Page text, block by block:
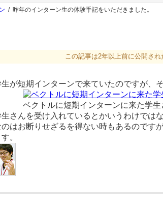
昨年のインターン生の体験手記をいただきました。
この記事は2年以上前に公開さ
が短期インターンで来ていたのですが、
ベクトルに短期インターンに来た学生
さんを受け入れているとかいうわけでは
はお断りせざるを得ない時もあるので
。